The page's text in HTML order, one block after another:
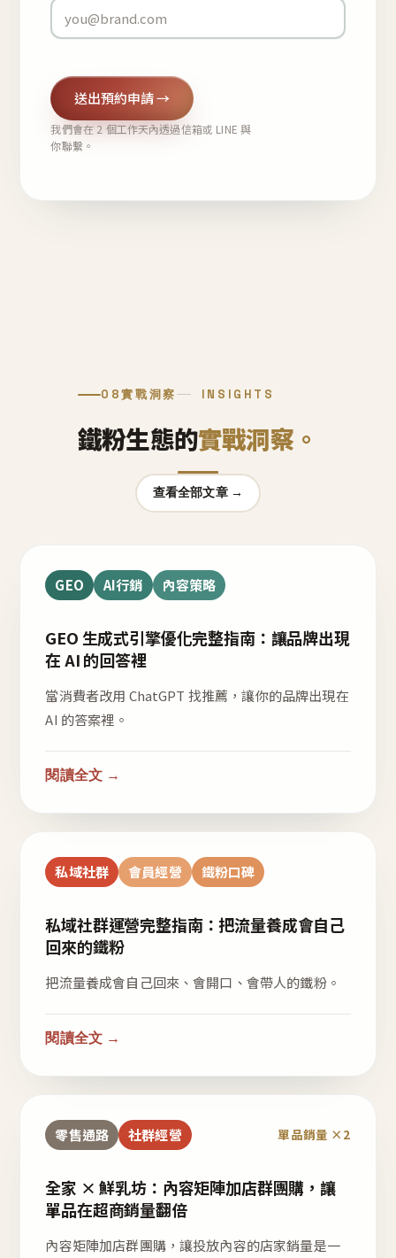
送出預約申請 →
我們會在 2 個工作天內透過信箱或 LINE 與
你聯繫。
08實戰洞察 INSIGHTS
鐵粉生態的實戰洞察。
查看全部文章 →
GEO AI行銷 內容策略
GEO 生成式引擎優化完整指南：讓品牌出現
在 AI 的回答裡
當消費者改用 ChatGPT 找推薦，讓你的品牌出現在
AI 的答案裡。
閱讀全文 →
私域社群 會員經營 鐵粉口碑
私域社群運營完整指南：把流量養成會自己
回來的鐵粉
把流量養成會自己回來、會開口、會帶人的鐵粉。
閱讀全文 →
零售通路 社群經營 單品銷量 ×2
全家 × 鮮乳坊：內容矩陣加店群團購，讓
單品在超商銷量翻倍
內容矩陣加店群團購，讓投放內容的店家銷量是一